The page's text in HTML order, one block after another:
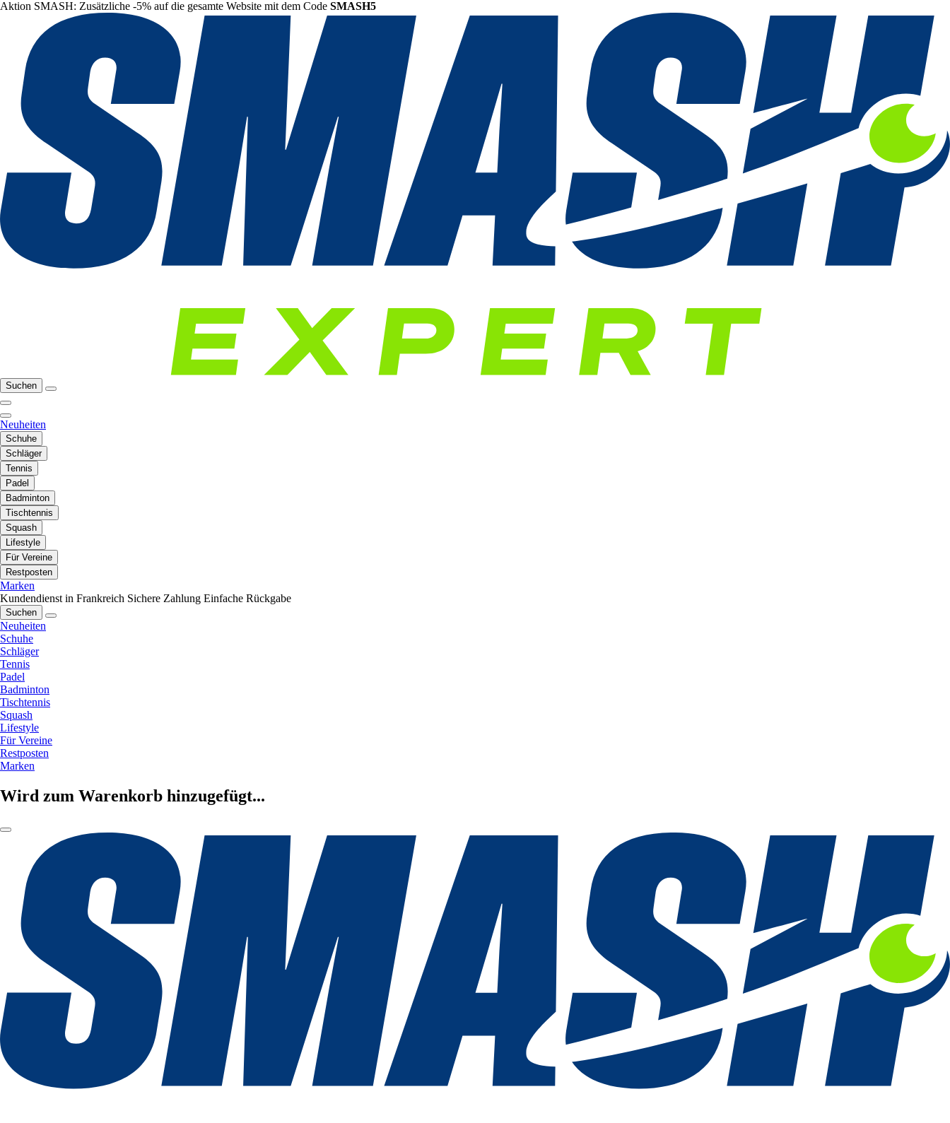
Aktion SMASH: Zusätzliche -5% auf die gesamte Website mit dem Code SMASH5
Suchen
Neuheiten
Schuhe
Schläger
Tennis
Padel
Badminton
Tischtennis
Squash
Lifestyle
Für Vereine
Restposten
Marken
Kundendienst in Frankreich Sichere Zahlung Einfache Rückgabe
Suchen
Neuheiten
Schuhe
Schläger
Tennis
Padel
Badminton
Tischtennis
Squash
Lifestyle
Für Vereine
Restposten
Marken
Wird zum Warenkorb hinzugefügt...